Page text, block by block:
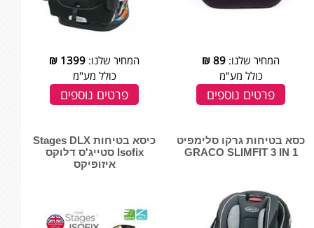
המחיר שלנו: 89
₪
כולל מע"מ
פרטים נוספים
המחיר שלנו: 1399
₪
כולל מע"מ
פרטים נוספים
כסא בטיחות גרקו סלימפיט
GRACO SLIMFIT 3 IN 1
כיסא בטיחות Stages DLX
Isofix סטייג'ס דלוקס
איזופיקס